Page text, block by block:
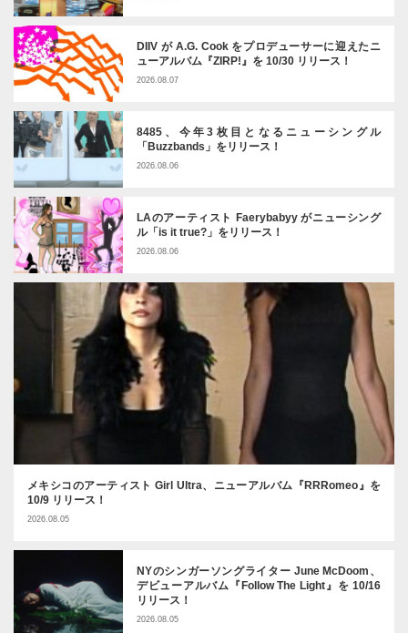
DIIV が A.G. Cook をプロデューサーに迎えたニ
ューアルバム『ZIRP!』を 10/30 リリース！
2026.08.07
8485、今年3枚目となるニューシングル
「Buzzbands」をリリース！
2026.08.06
LAのアーティスト Faerybabyy がニューシング
ル「is it true?」をリリース！
2026.08.06
メキシコのアーティスト Girl Ultra、ニューアルバム『RRRomeo』を
10/9 リリース！
2026.08.05
NYのシンガーソングライター June McDoom、
デビューアルバム『Follow The Light』を 10/16
リリース！
2026.08.05